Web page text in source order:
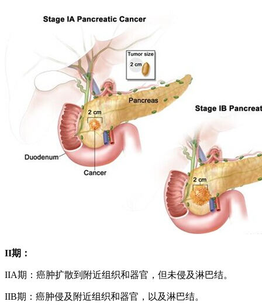
II期：
IIA期：癌肿扩散到附近组织和器官，但未侵及淋巴结。
IIB期：癌肿侵及附近组织和器官，以及淋巴结。